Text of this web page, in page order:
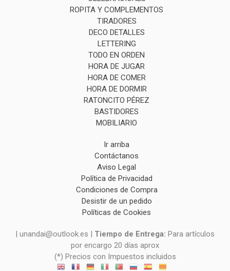
ROPITA Y COMPLEMENTOS
TIRADORES
DECO DETALLES
LETTERING
TODO EN ORDEN
HORA DE JUGAR
HORA DE COMER
HORA DE DORMIR
RATONCITO PÉREZ
BASTIDORES
MOBILIARIO
Ir arriba
Contáctanos
Aviso Legal
Política de Privacidad
Condiciones de Compra
Desistir de un pedido
Políticas de Cookies
| unandai@outlook.es | Tiempo de Entrega: Para artículos
por encargo 20 días aprox
(*) Precios con Impuestos incluidos